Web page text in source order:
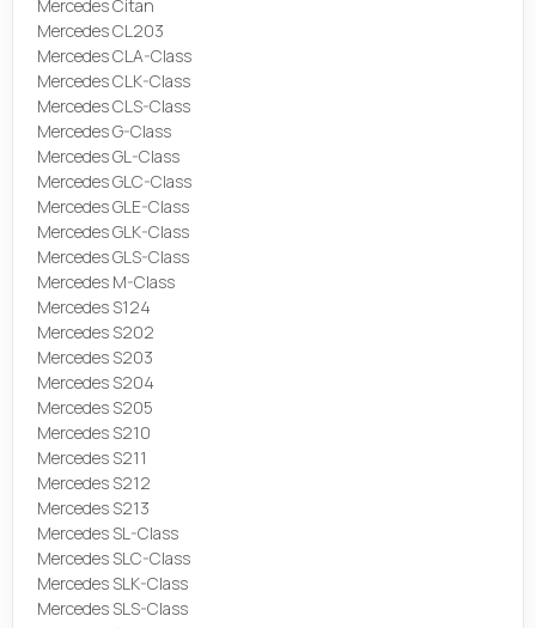
Mercedes Citan
Mercedes CL203
Mercedes CLA-Class
Mercedes CLK-Class
Mercedes CLS-Class
Mercedes G-Class
Mercedes GL-Class
Mercedes GLC-Class
Mercedes GLE-Class
Mercedes GLK-Class
Mercedes GLS-Class
Mercedes M-Class
Mercedes S124
Mercedes S202
Mercedes S203
Mercedes S204
Mercedes S205
Mercedes S210
Mercedes S211
Mercedes S212
Mercedes S213
Mercedes SL-Class
Mercedes SLC-Class
Mercedes SLK-Class
Mercedes SLS-Class